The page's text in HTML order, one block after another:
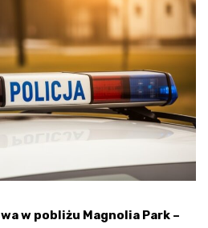
w pobliżu Magnolia Park –